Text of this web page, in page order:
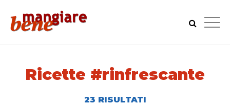
Ricette #rinfrescante
23 RISULTATI